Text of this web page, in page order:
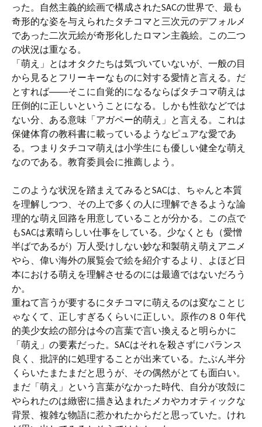
った。自然主義的絵画で構成されたSACの世界で、最も
奇形的な姿を与えられたタチコマと三次元のデフォルメ
であった二次元絵が奇形化したロマン主義絵。この二つ
の状況は重なる。
「萌え」とはオタクたちは気づいていないが、一般の目
から見るとフリーキーなものに対する愛情と言える。だ
とすれば――そこに自覚的になるならばタチコマ萌えは
圧倒的に正しいということになる。しかも性欲などでは
ない分、ある意味「アガペー的萌え」と言える。これは
保健体育の教科書に載っているようなピュアな愛であ
る。つまりタチコマ萌えは小学生にも優しい健全な萌え
なのである。教育委員会に推薦しよう。
このような状況を踏まえてみるとSACは、ちゃんと本質
を理解しつつ、その上で多くの人に理解できるような論
理的な萌え回路を用意していることが分かる。この点で
もSACは素晴らしい仕事をしている。少なくとも（愛憎
半ばであるが）万人受けしない妙な和製萌え萌えアニメ
やら、偉い海外の展覧会で絵を紹介するより、よほど日
本における萌えを理解させるのには最適ではないだろう
か。
重ねて言うが要するにタチコマに萌えるのは変なことじ
ゃなくて、正しすぎるくらいに正しい。原作の８０年代
的美少女絵の部分は今の言葉で言い換えると明らかに
「萌え」の要素だった。SACはそれを殺さずにバランス
良く、批評的に処理することが出来ている。たぶん半分
くらいたまたまだと思うが、その偶然がとても面白い。
まだ「萌え」という言葉がなかった時代、自分が攻殻に
やられたのは緻密に描き込まれたメカやカオティックな
背景、複雑な物語に惹かれたからだと思っていた。けれ